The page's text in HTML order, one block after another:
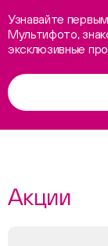
Узнавайте
Мультифото,
эксклюзивные
Акции